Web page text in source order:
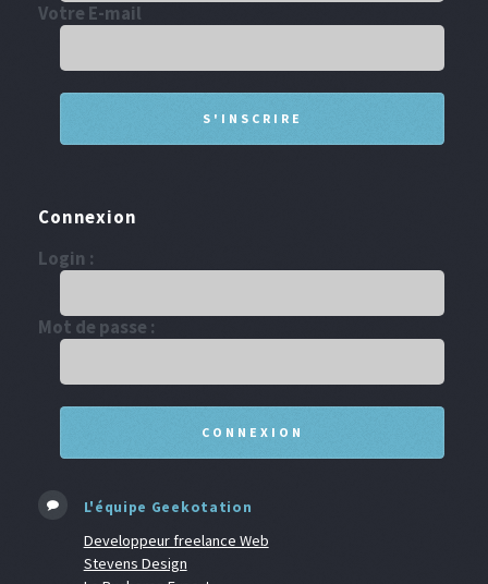
Votre E-mail
Connexion
Login :
Mot de passe :
L'équipe Geekotation
Developpeur freelance Web
Stevens Design